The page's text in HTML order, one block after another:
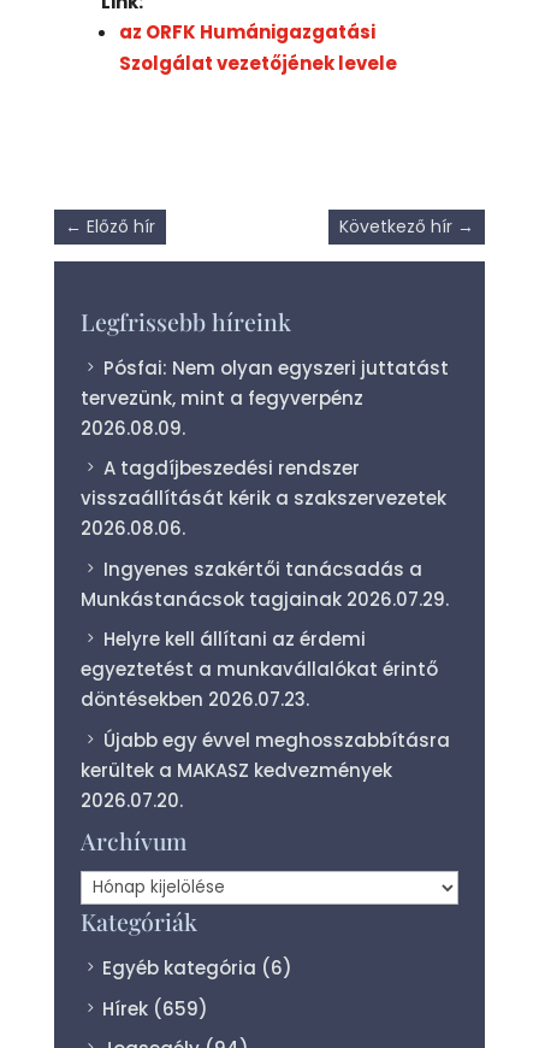
az ORFK Humánigazgatási
Szolgálat vezetőjének levele
← Előző hír Következő hír →
Legfrissebb híreink
Pósfai: Nem olyan egyszeri juttatást
tervezünk, mint a fegyverpénz
2026.08.09.
A tagdíjbeszedési rendszer
visszaállítását kérik a szakszervezetek
2026.08.06.
Ingyenes szakértői tanácsadás a
Munkástanácsok tagjainak 2026.07.29.
Helyre kell állítani az érdemi
egyeztetést a munkavállalókat érintő
döntésekben 2026.07.23.
Újabb egy évvel meghosszabbításra
kerültek a MAKASZ kedvezmények
2026.07.20.
Archívum
Archívum
Kategóriák
Egyéb kategória (6)
Hírek (659)